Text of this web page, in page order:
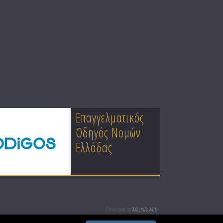
Επαγγελματικός
Οδηγός Νομών
Ελλάδας
Κατασκευή
Επαγγελματικών
Ιστοσελίδων
Developed by MacInfoWeb